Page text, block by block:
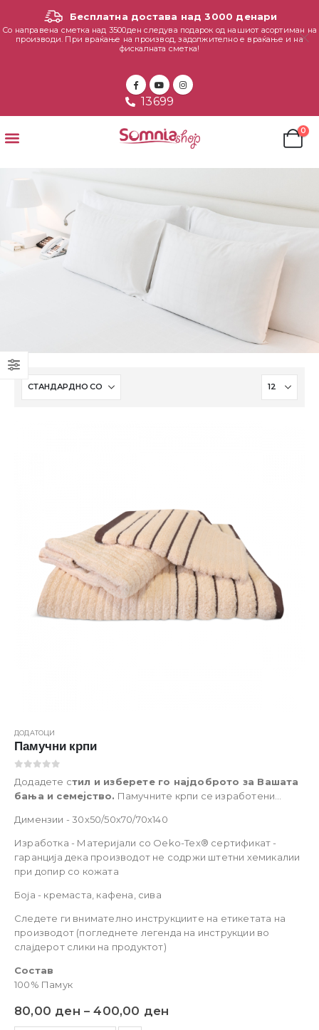
Бесплатна достава над 3000 денари
Со направена сметка над 3500ден следува подарок од нашиот асортиман на
производи. При враќање на производ, задолжително е враќање и на
фискалната сметка!
13699
0
ДОДАТОЦИ
Памучни крпи
Додадете стил и изберете го најдоброто за Вашата
бања и семејство. Памучните крпи се изработени
моќ на впивање и брзо сушење
и различни димензии
Опис на производот
Димензии - 30х50/50х70/70х140
Изработка - Материјали со Oeko-Tex® сертификат -
гаранција дека производот не содржи штетни хемикалии
при допир со кожата
Боја - кремаста, кафена, сива
Следете ги внимателно инструкциите на етикетата на
производот (погледнете легенда на инструкции во
слајдерот слики на продуктот)
Состав
100% Памук
80,00 ден – 400,00 ден